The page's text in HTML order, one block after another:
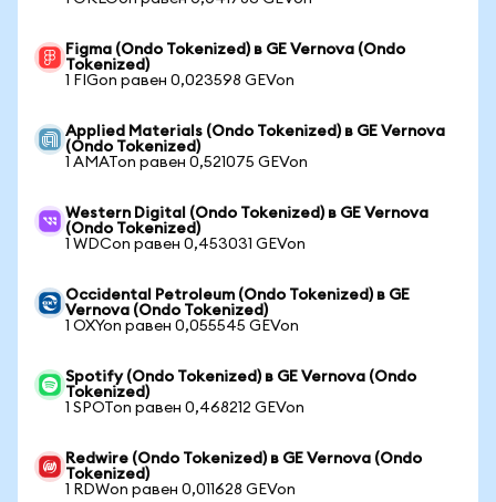
Figma (Ondo Tokenized) в GE Vernova (Ondo
Tokenized)
1 FIGon равен 0,023598 GEVon
Applied Materials (Ondo Tokenized) в GE Vernova
(Ondo Tokenized)
1 AMATon равен 0,521075 GEVon
Western Digital (Ondo Tokenized) в GE Vernova
(Ondo Tokenized)
1 WDCon равен 0,453031 GEVon
Occidental Petroleum (Ondo Tokenized) в GE
Vernova (Ondo Tokenized)
1 OXYon равен 0,055545 GEVon
Spotify (Ondo Tokenized) в GE Vernova (Ondo
Tokenized)
1 SPOTon равен 0,468212 GEVon
Redwire (Ondo Tokenized) в GE Vernova (Ondo
Tokenized)
1 RDWon равен 0,011628 GEVon